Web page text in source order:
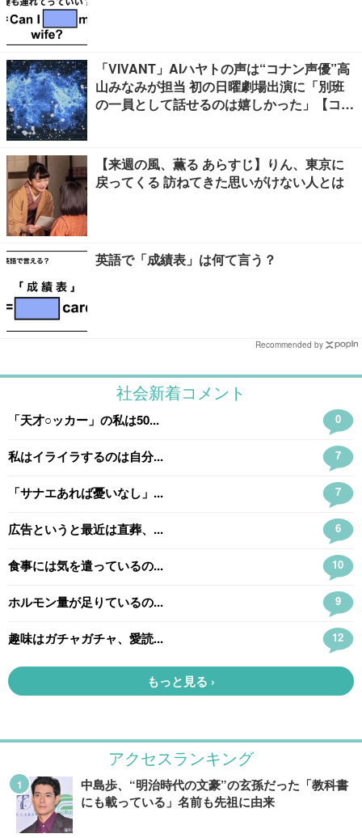
「VIVANT」AIハヤトの声は“コナン声優”高
山みなみが担当 初の日曜劇場出演に「別班
の一員として話せるのは嬉しかった」【コメ
【来週の風、薫る あらすじ】りん、東京に
戻ってくる 訪ねてきた思いがけない人とは
英語で「成績表」は何て言う？
Recommended by
アクセスランキング
中島歩、“明治時代の文豪”の玄孫だった「教科書
にも載っている」名前も先祖に由来